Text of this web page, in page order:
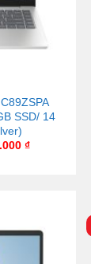
SSD/ 14
₫